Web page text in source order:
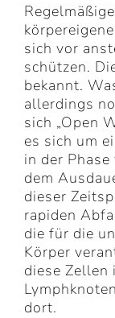
sich vor
schützen.
bekannt.
allerdings
sich „Open
es sich um
in der
dem
dieser
rapiden
die für die
Körper
diese Zellen
dort.